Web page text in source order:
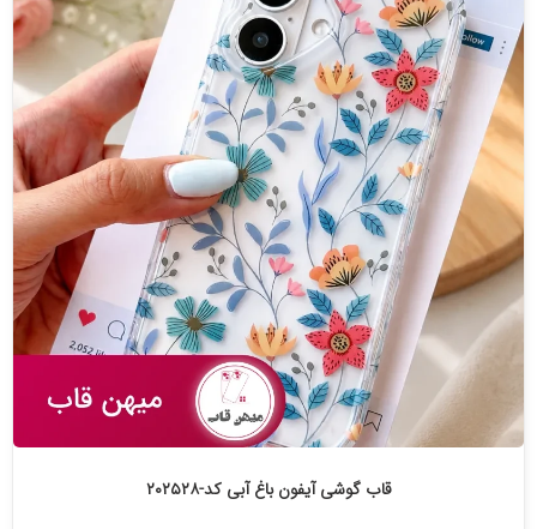
قاب گوشی آیفون باغ آبی کد-۲۰۲۵۲۸